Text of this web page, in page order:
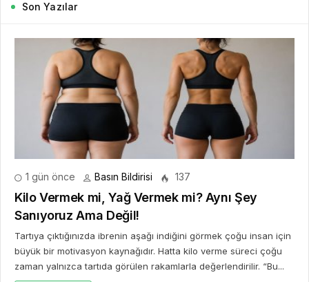
Son Yazılar
1 gün önce Basın Bildirisi 137
Kilo Vermek mi, Yağ Vermek mi? Aynı Şey
Sanıyoruz Ama Değil!
Tartıya çıktığınızda ibrenin aşağı indiğini görmek çoğu insan için
büyük bir motivasyon kaynağıdır. Hatta kilo verme süreci çoğu
zaman yalnızca tartıda görülen rakamlarla değerlendirilir. “Bu...